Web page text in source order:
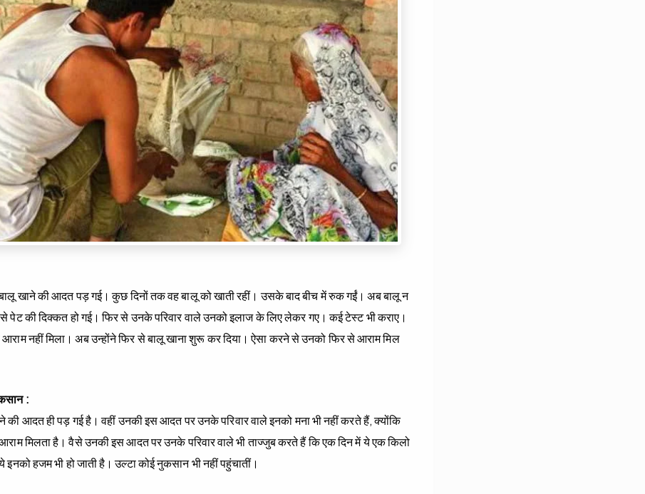
खाने की आदत पड़ गई। कुछ दिनों तक वह बालू को खाती रहीं। उसके बाद बीच में रुक गईं। अब बालू न
पेट की दिक्‍कत हो गई। फिर से उनके परिवार वाले उनको इलाज के लिए लेकर गए। कई टेस्‍ट भी कराए।
नहीं मिला। अब उन्‍होंने फिर से बालू खाना शुरू कर दिया। ऐसा करने से उनको फिर से आराम मिल
:
की आदत ही पड़ गई है। वहीं उनकी इस आदत पर उनके परिवार वाले इनको मना भी नहीं करते हैं, क्‍योंकि
मिलता है। वैसे उनकी इस आदत पर उनके परिवार वाले भी ताज्‍जुब करते हैं कि एक दिन में ये एक किलो
हजम भी हो जाती है। उल्‍टा कोई नुकसान भी नहीं पहुंचातीं।